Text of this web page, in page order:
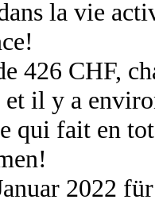
la vie
426 CHF,
et il y a
qui fait en
2022